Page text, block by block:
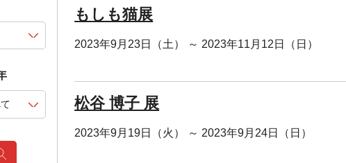
もしも猫展
2023年9月23日（土） ～ 2023年11月12日（日）
松谷 博子 展
2023年9月19日（火） ～ 2023年9月24日（日）